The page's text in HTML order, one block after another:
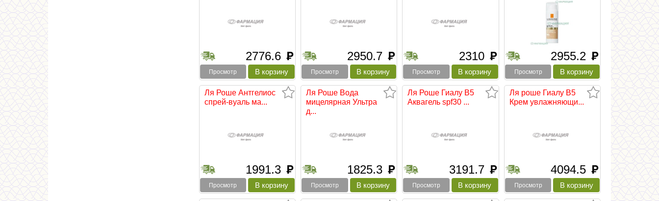
2776.6 руб
Просмотр
2950.7 руб
Просмотр
2310 руб
Просмотр
2955.2 руб
Просмотр
Ля Роше Антгелиос
спрей-вуаль ма...
1991.3 руб
Просмотр
Ля Роше Вода
мицелярная Ультра
д...
1825.3 руб
Просмотр
Ля Роше Гиалу В5
Аквагель spf30 ...
3191.7 руб
Просмотр
Ля роше Гиалу В5
Крем увлажняющи...
4094.5 руб
Просмотр